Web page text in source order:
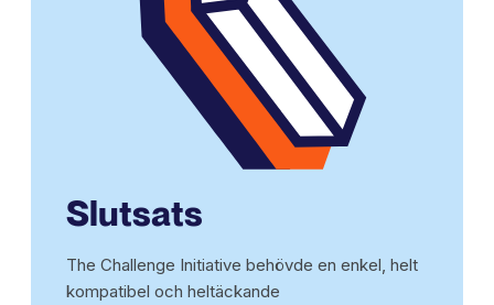
Slutsats
The Challenge Initiative behövde en enkel, helt
kompatibel och heltäckande